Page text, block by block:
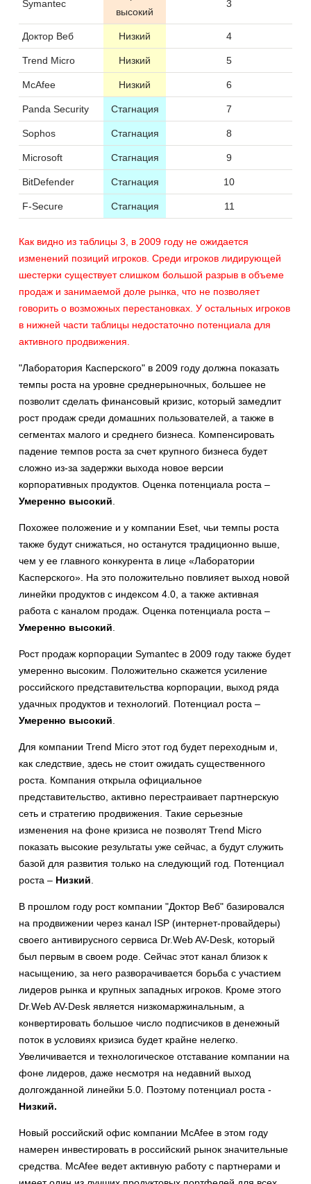
Symantec
высокий
3
Доктор Веб Низкий 4
Trend Micro Низкий 5
McAfee Низкий 6
Panda Security Стагнация 7
Sophos Стагнация 8
Microsoft Стагнация 9
BitDefender Стагнация 10
F-Secure Стагнация 11
Как видно из таблицы 3, в 2009 году не ожидается
изменений позиций игроков. Среди игроков лидирующей
шестерки существует слишком большой разрыв в объеме
продаж и занимаемой доле рынка, что не позволяет
говорить о возможных перестановках. У остальных игроков
в нижней части таблицы недостаточно потенциала для
активного продвижения.
"Лаборатория Касперского" в 2009 году должна показать
темпы роста на уровне среднерыночных, большее не
позволит сделать финансовый кризис, который замедлит
рост продаж среди домашних пользователей, а также в
сегментах малого и среднего бизнеса. Компенсировать
падение темпов роста за счет крупного бизнеса будет
сложно из-за задержки выхода новое версии
корпоративных продуктов. Оценка потенциала роста –
Умеренно высокий
Похожее положение и у компании Eset, чьи темпы роста
также будут снижаться, но останутся традиционно выше,
чем у ее главного конкурента в лице «Лаборатории
Касперского». На это положительно повлияет выход новой
линейки продуктов с индексом 4.0, а также активная
работа с каналом продаж. Оценка потенциала роста –
Умеренно высокий
Рост продаж корпорации Symantec в 2009 году также будет
умеренно высоким. Положительно скажется усиление
российского представительства корпорации, выход ряда
удачных продуктов и технологий. Потенциал роста –
Умеренно высокий
Для компании Trend Micro этот год будет переходным и,
как следствие, здесь не стоит ожидать существенного
роста. Компания открыла официальное
представительство, активно перестраивает партнерскую
сеть и стратегию продвижения. Такие серьезные
изменения на фоне кризиса не позволят Trend Micro
показать высокие результаты уже сейчас, а будут служить
базой для развития только на следующий год. Потенциал
роста – Низкий
В прошлом году рост компании "Доктор Веб" базировался
на продвижении через канал ISP (интернет-провайдеры)
своего антивирусного сервиса Dr.Web AV-Desk, который
был первым в своем роде. Сейчас этот канал близок к
насыщению, за него разворачивается борьба с участием
лидеров рынка и крупных западных игроков. Кроме этого
Dr.Web AV-Desk является низкомаржинальным, а
конвертировать большое число подписчиков в денежный
поток в условиях кризиса будет крайне нелегко.
Увеличивается и технологическое отставание компании на
фоне лидеров, даже несмотря на недавний выход
долгожданной линейки 5.0. Поэтому потенциал роста -
Низкий.
Новый российский офис компании McAfee в этом году
намерен инвестировать в российский рынок значительные
средства. McAfee ведет активную работу с партнерами и